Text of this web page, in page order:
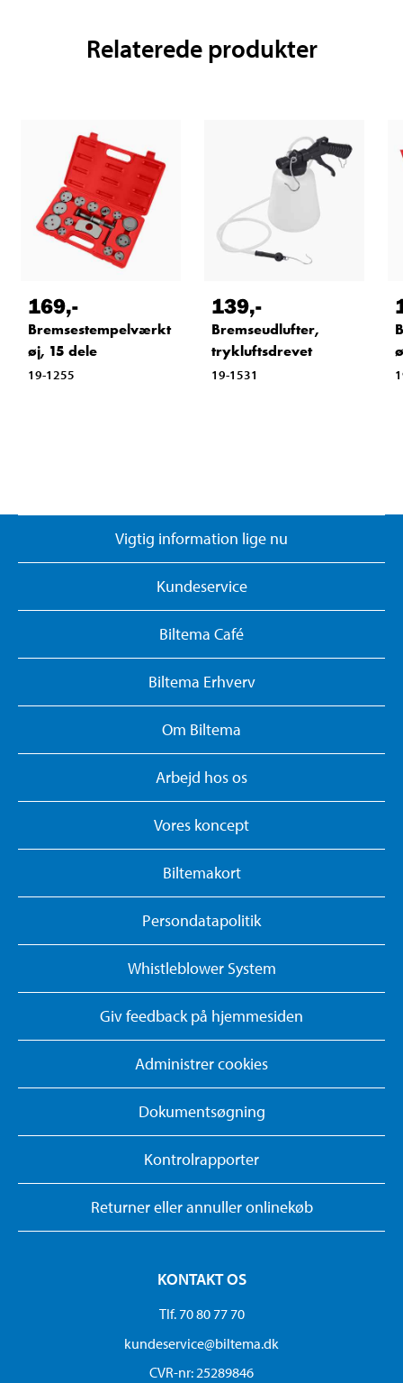
Relaterede produkter
169,-
Bremsestempelværkt
øj, 15 dele
19-1255
139,-
Bremseudlufter,
trykluftsdrevet
19-1531
Vigtig information lige nu
Kundeservice
Biltema Café
Biltema Erhverv
Om Biltema
Arbejd hos os
Vores koncept
Biltemakort
Persondatapolitik
Whistleblower System
Giv feedback på hjemmesiden
Administrer cookies
Dokumentsøgning
Kontrolrapporter
Returner eller annuller onlinekøb
KONTAKT OS
Tlf. 70 80 77 70
kundeservice@biltema.dk
CVR-nr: 25289846